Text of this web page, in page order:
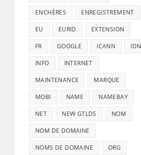
ENCHÈRES ENREGISTREMENT
EU EURID EXTENSION
FR GOOGLE ICANN IDN
INFO INTERNET
MAINTENANCE MARQUE
MOBI NAME NAMEBAY
NET NEW GTLDS NOM
NOM DE DOMAINE
NOMS DE DOMAINE ORG